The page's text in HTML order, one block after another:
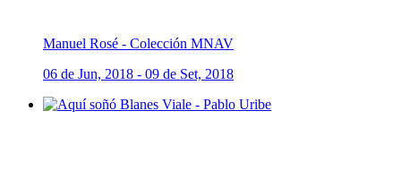
Manuel Rosé - Colección MNAV
06 de Jun, 2018 - 09 de Set, 2018